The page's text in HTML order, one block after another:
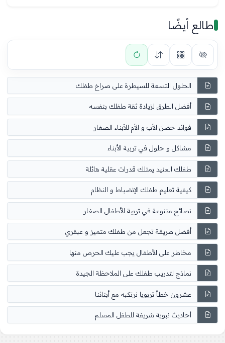
طالع أيضًا
الحلول التسعة للسيطرة على صراخ طفلك
أفضل الطرق لزيادة ثقة طفلك بنفسه
فوائد حضن الأب و الأم للأبناء الصغار
مشاكل و حلول في تربية الأبناء
طفلك العنيد يمتلك قدرات عقلية هائلة
كيفية تعليم طفلك الإنضباط و النظام
نصائح متنوعة في تربية الأطفال الصغار
أفضل طريقة تجعل من طفلك متميز و عبقري
مخاطر على الأطفال يجب عليك الحرص منها
نماذج لتدريب طفلك على الملاحظة الجيدة
عشرون خطأ تربويا نرتكبه مع أبنائنا
أحاديث نبوية شريفة للطفل المسلم